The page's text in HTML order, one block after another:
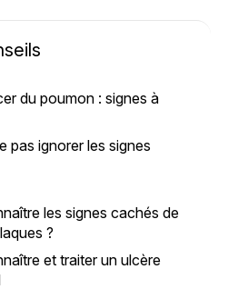
du poumon : signes à
pas ignorer les signes
les signes cachés de
?
et traiter un ulcère